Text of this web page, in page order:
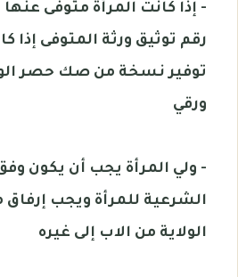
- إذا كانت المرأة متوفى
رقم توثيق ورثة المتوفى إذا
توفير نسخة من صك حصر
ورقي
- ولي المرأة يجب أن يكون
الشرعية للمرأة ويجب إرفاق
الولاية من الاب إلى غيره